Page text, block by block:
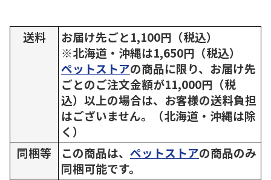
送料
お届け先ごと1,100円（税込）
※北海道・沖縄は1,650円（税込）
ペットストアの商品に限り、お届け先
ごとのご注文金額が11,000円（税
込）以上の場合は、お客様の送料負担
はございません。（北海道・沖縄は除
く）
同梱等
この商品は、 ペットストアの商品のみ
同梱可能です。